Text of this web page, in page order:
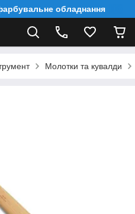
обладнання
Молотки та кувалди